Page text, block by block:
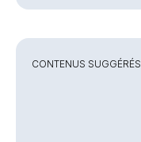
CONTENUS SUGGÉRÉS